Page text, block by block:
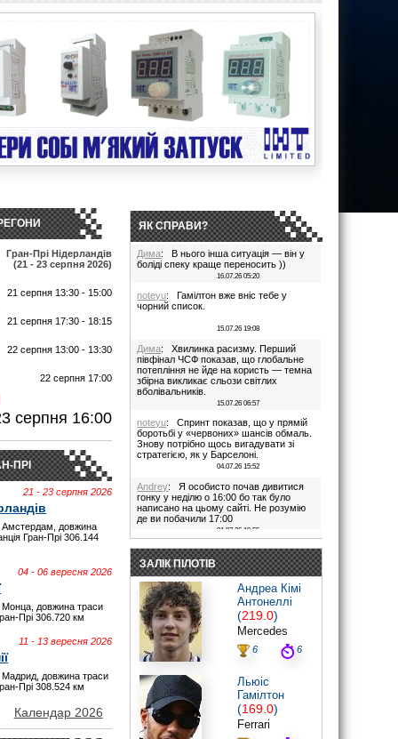
Гран-Прі Нідерландів
(21 - 23 серпня 2026)
21 серпня 13:30 - 15:00
21 серпня 17:30 - 18:15
22 серпня 13:00 - 13:30
22 серпня 17:00
серпня 16:00
ПРІ
21 - 23 серпня 2026
Амстердам, довжина
Гран-Прі 306.144
04 - 06 вересня 2026
Монца, довжина траси
Прі 306.720 км
11 - 13 вересня 2026
Мадрид, довжина траси
Прі 308.524 км
Календар 2026
ЯК СПРАВИ?
Дима: В нього інша ситуація — він у
боліді спеку краще переносить ))
16.07.26 05:20
noteyu: Гамілтон вже вніс тебе у
чорний список.
15.07.26 19:08
Дима: Хвилинка расизму. Перший
півфінал ЧСФ показав, що глобальне
потепління не йде на користь — темна
збірна викликає сльози світлих
вболівальників.
15.07.26 06:57
noteyu: Спринт показав, що у прямій
боротьбі у «червоних» шансів обмаль.
Знову потрібно щось вигадувати зі
стратегією, як у Барселоні.
04.07.26 15:52
Andrey: Я особисто почав дивитися
гонку у неділю о 16:00 бо так було
написано на цьому сайті. Не розумію
де ви побачили 17:00
01.07.26 19:55
Дима: Іди на..., я не заповнюю ці
поля. В 17:00 була квала, гонка була в
16:00. Якщо ти не здатен відкрити очі,
то хто тобі винен?
28.06.26 22:45
maxizh: Було написано початок в
17:00. Не трусі. Якщо руко-жоп, то
визнай і сиди тихесенько, вчись якісно
працювати.
28.06.26 22:22
Дима: То злийся нафіг звідси, початок
гонки в 16:00. Все правильно написано
було.
Червоних перехвалили. Що творили їх
стратеги в Австрії((
ЗАЛІК ПІЛОТІВ
Андреа Кімі
Антонеллі
(219.0)
Mercedes
6 6
Льюіс
Гамілтон
(169.0)
Ferrari